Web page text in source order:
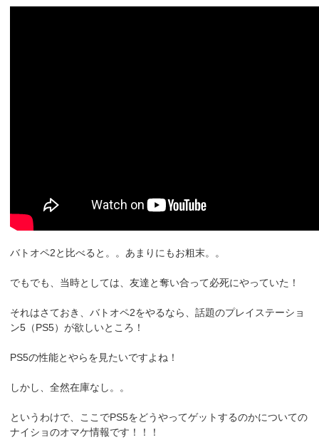
バトオペ2と比べると。。あまりにもお粗末。。
でもでも、当時としては、友達と奪い合って必死にやっていた！
それはさておき、バトオペ2をやるなら、話題のプレイステーショ
ン5（PS5）が欲しいところ！
PS5の性能とやらを見たいですよね！
しかし、全然在庫なし。。
というわけで、ここでPS5をどうやってゲットするのかについての
ナイショのオマケ情報です！！！